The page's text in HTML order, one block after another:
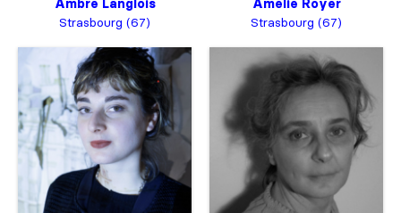
Ambre Langlois
Strasbourg (67)
Amélie Royer
Strasbourg (67)